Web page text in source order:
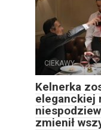
CIEKAWY
Kelnerka
eleganckiej
zmienił